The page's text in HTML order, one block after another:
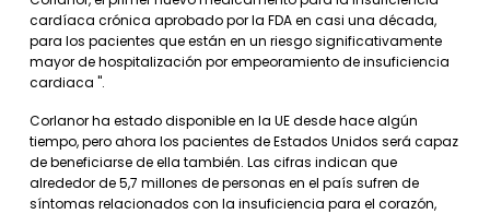
cardíaca crónica aprobado por la FDA en casi una década,
para los pacientes que están en un riesgo significativamente
mayor de hospitalización por empeoramiento de insuficiencia
cardiaca ".
Corlanor ha estado disponible en la UE desde hace algún
tiempo, pero ahora los pacientes de Estados Unidos será capaz
de beneficiarse de ella también. Las cifras indican que
alrededor de 5,7 millones de personas en el país sufren de
síntomas relacionados con la insuficiencia para el corazón,